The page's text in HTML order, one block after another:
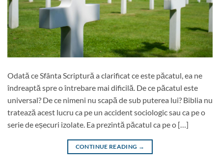
Odată ce Sfânta Scriptură a clarificat ce este păcatul, ea ne
îndreaptă spre o întrebare mai dificilă. De ce păcatul este
universal? De ce nimeni nu scapă de sub puterea lui? Biblia nu
tratează acest lucru ca pe un accident sociologic sau ca pe o
serie de eșecuri izolate. Ea prezintă păcatul ca pe o […]
CONTINUE READING →